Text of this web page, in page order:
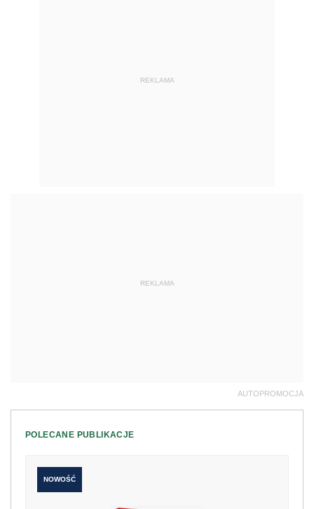
REKLAMA
REKLAMA
AUTOPROMOCJA
POLECANE PUBLIKACJE
NOWOŚĆ